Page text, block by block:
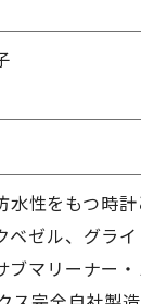
性をもつ時
ベゼル、グラ
マリーナー